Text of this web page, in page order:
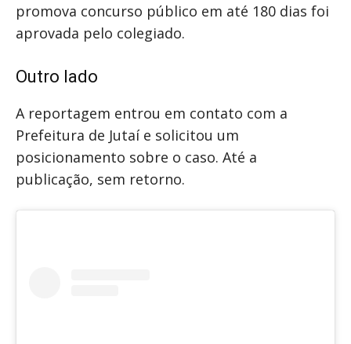
promova concurso público em até 180 dias foi
aprovada pelo colegiado.
Outro lado
A reportagem entrou em contato com a
Prefeitura de Jutaí e solicitou um
posicionamento sobre o caso. Até a
publicação, sem retorno.